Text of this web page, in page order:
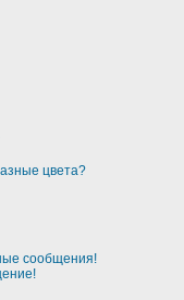
цвета?
сообщения!